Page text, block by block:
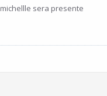
michellle sera presente